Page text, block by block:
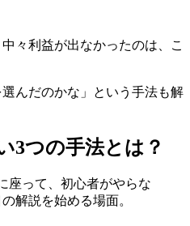
々利益が出なかったのは、こ
んだのかな」という手法も解
3つの手法とは？